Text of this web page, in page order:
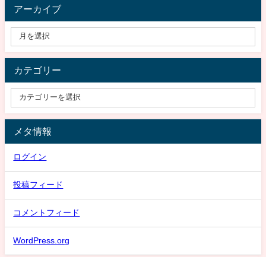
アーカイブ
カテゴリー
メタ情報
ログイン
投稿フィード
コメントフィード
WordPress.org